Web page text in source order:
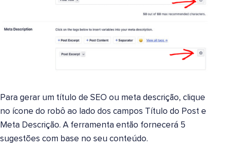
Para gerar um título de SEO ou meta descrição, clique
no ícone do robô ao lado dos campos Título do Post e
Meta Descrição. A ferramenta então fornecerá 5
sugestões com base no seu conteúdo.